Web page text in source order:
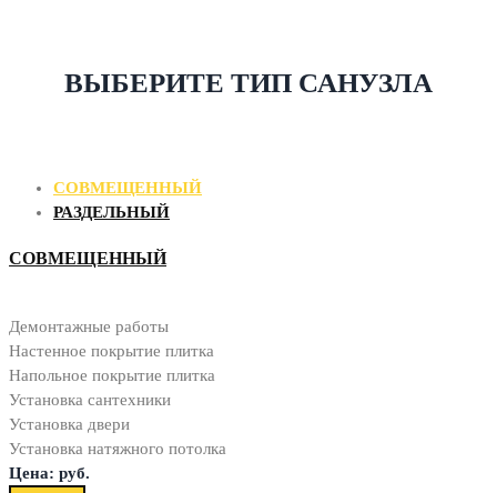
ВЫБЕРИТЕ ТИП САНУЗЛА
СОВМЕЩЕННЫЙ
РАЗДЕЛЬНЫЙ
СОВМЕЩЕННЫЙ
Демонтажные работы
Настенное покрытие плитка
Напольное покрытие плитка
Установка сантехники
Установка двери
Установка натяжного потолка
Цена: руб.